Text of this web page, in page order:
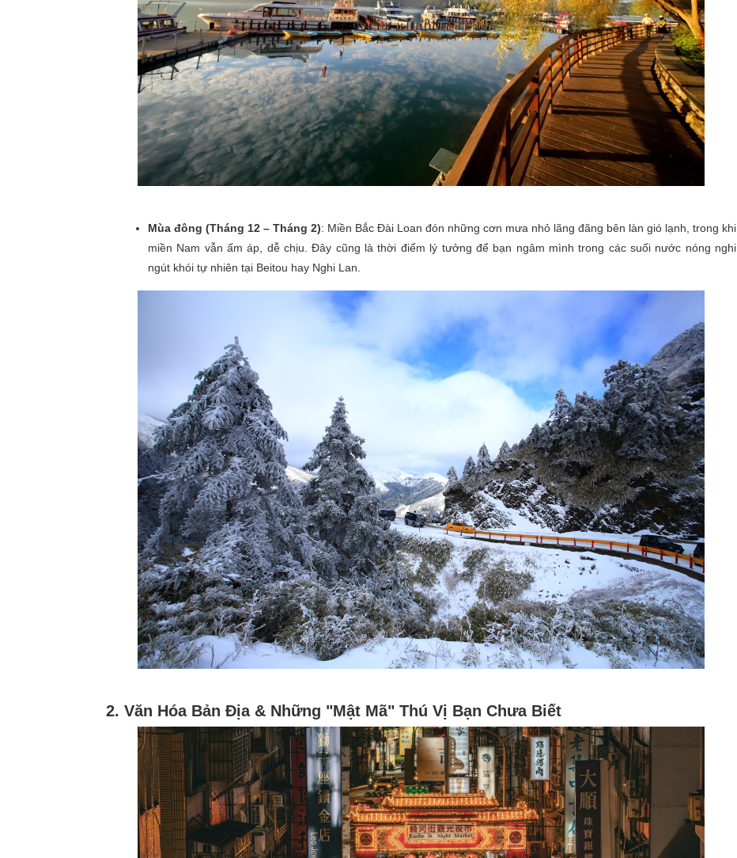
Mùa đông (Tháng 12 – Tháng 2): Miền Bắc Đài Loan đón những cơn mưa nhỏ lãng đãng bên làn gió lạnh, trong khi
miền Nam vẫn ấm áp, dễ chịu. Đây cũng là thời điểm lý tưởng để bạn ngâm mình trong các suối nước nóng nghi
ngút khói tự nhiên tại Beitou hay Nghi Lan.
2. Văn Hóa Bản Địa & Những "Mật Mã" Thú Vị Bạn Chưa Biết